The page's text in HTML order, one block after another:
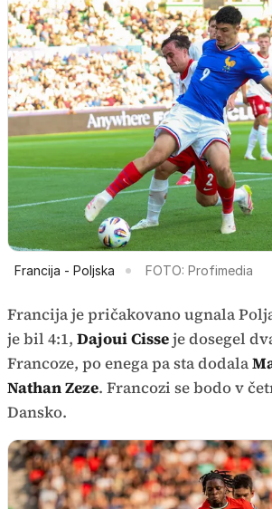
Francija - Poljska FOTO: Profimedia
Francija je pričakovano ugnala
je bil 4:1, Dajoui Cisseje dosegel
Francoze, po enega pa sta dodala
Nathan Zeze. Francozi se bodo v
Dansko.